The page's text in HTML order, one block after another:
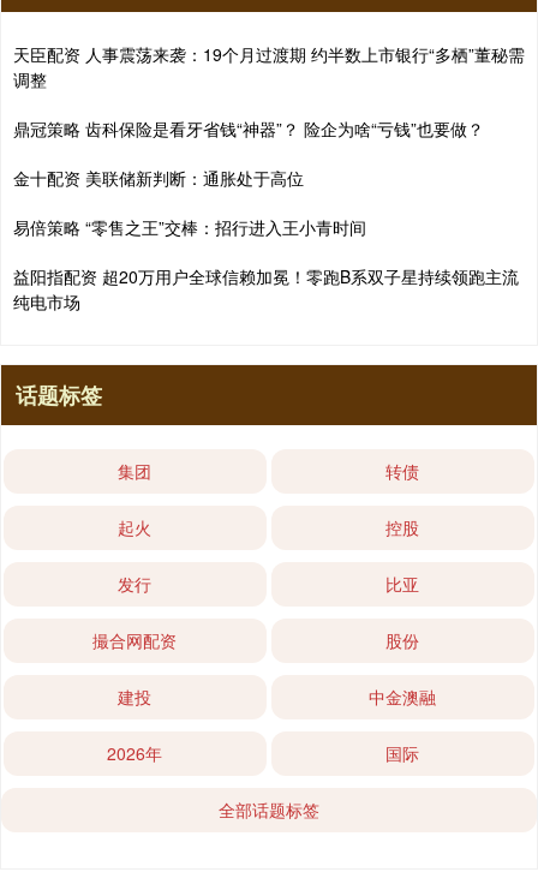
天臣配资 人事震荡来袭：19个月过渡期 约半数上市银行“多栖”董秘需
调整
鼎冠策略 齿科保险是看牙省钱“神器”？ 险企为啥“亏钱”也要做？
金十配资 美联储新判断：通胀处于高位
易倍策略 “零售之王”交棒：招行进入王小青时间
益阳指配资 超20万用户全球信赖加冕！零跑B系双子星持续领跑主流
纯电市场
话题标签
集团 转债
起火 控股
发行 比亚
撮合网配资 股份
建投 中金澳融
2026年 国际
全部话题标签